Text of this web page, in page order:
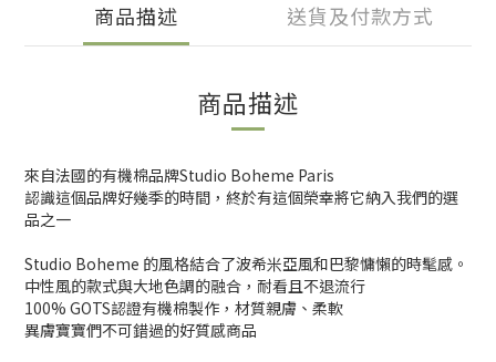
商品描述 送貨及付款方式
商品描述
來自法國的有機棉品牌Studio Boheme Paris
認識這個品牌好幾季的時間，終於有這個榮幸將它納入我們的選
品之一
Studio Boheme 的風格結合了波希米亞風和巴黎慵懶的時髦感。
中性風的款式與大地色調的融合，耐看且不退流行
100% GOTS認證有機棉製作，材質親膚、柔軟
異膚寶寶們不可錯過的好質感商品